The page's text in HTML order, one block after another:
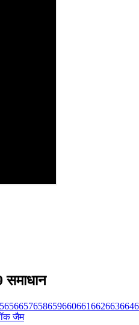
656657658659660661662663664
जैम